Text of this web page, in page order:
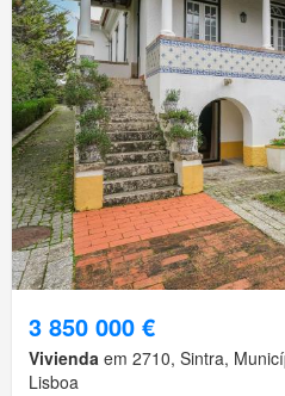
3 850 000 €
Vivienda em 2710, Sintra,
Lisboa